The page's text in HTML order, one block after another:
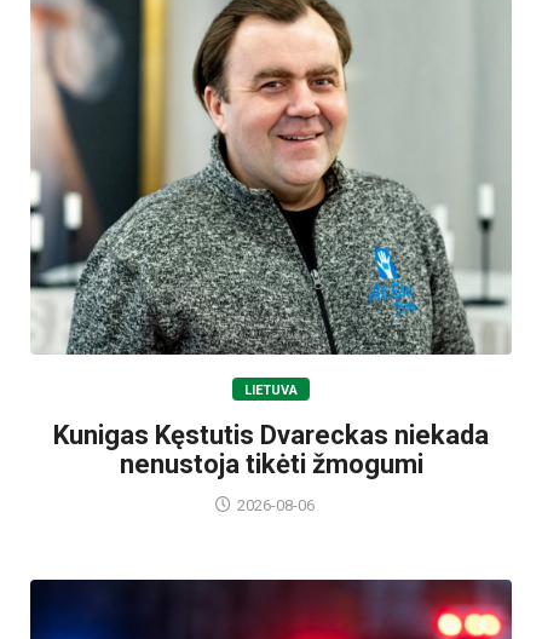
LIETUVA
Kunigas Kęstutis Dvareckas niekada
nenustoja tikėti žmogumi
2026-08-06